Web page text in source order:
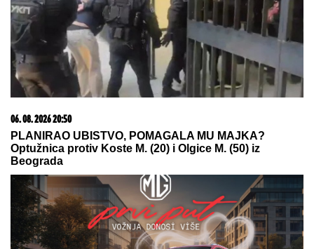
06. 08. 2026 20:50
PLANIRAO UBISTVO, POMAGALA MU MAJKA?
Optužnica protiv Koste M. (20) i Olgice M. (50) iz
Beograda